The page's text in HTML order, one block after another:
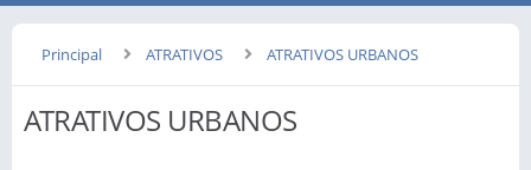
Principal ATRATIVOS ATRATIVOS URBANOS
ATRATIVOS URBANOS